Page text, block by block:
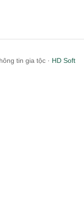
tin gia tộc · HD Soft